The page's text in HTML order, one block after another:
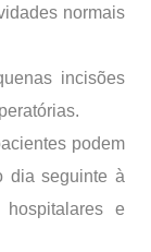
normais
incisões
podem
dia seguinte à
e